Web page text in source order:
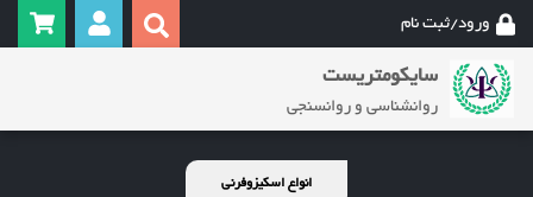
ورود/ثبت نام
سایکومتریست
روانشناسی و روانسنجی
انواع اسکیزوفرنی